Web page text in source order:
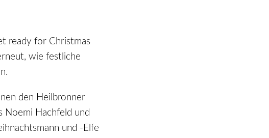
ready for Christmas
wie festliche
den Heilbronner
Noemi Hachfeld und
und -Elfe